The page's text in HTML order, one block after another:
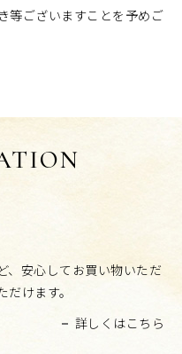
等ございますことを予めご
、安心してお買い物いただ
けます。
詳しくはこちら